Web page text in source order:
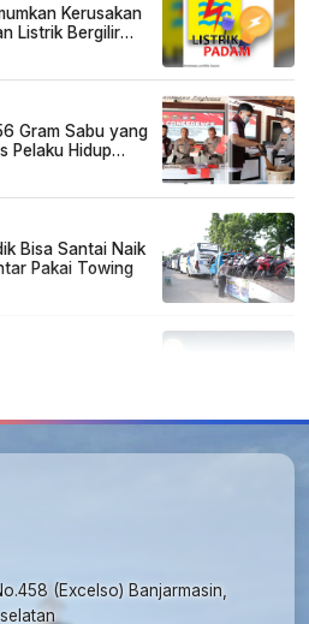
Kerusakan
Listrik Bergilir
Gram Sabu yang
Pelaku Hidup
Bisa Santai Naik
Pakai Towing
(Excelso) Banjarmasin,